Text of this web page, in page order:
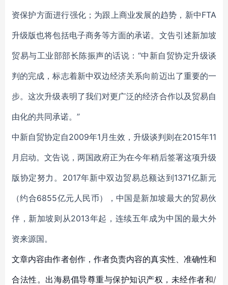
资保护方面进行强化；为跟上商业发展的趋势，新中FTA
升级版也将包括电子商务等方面的承诺。文告引述新加坡
贸易与工业部部长陈振声的话说：“中新自贸协定升级谈
判的完成，标志着新中双边经济关系向前迈出了重要的一
步。这次升级表明了我们对更广泛的经济合作以及贸易自
由化的共同承诺。”
中新自贸协定自2009年1月生效，升级谈判则在2015年11
月启动。文告说，两国政府正为在今年稍后签署这项升级
版协定努力。2017年新中双边贸易总额达到1371亿新元
（约合6855亿元人民币），中国是新加坡最大的贸易伙
伴，新加坡则从2013年起，连续五年成为中国的最大外
资来源国。
文章内容由作者创作，作者负责内容的真实性、准确性和
合法性。出海易倡导尊重与保护知识产权，未经作者和/